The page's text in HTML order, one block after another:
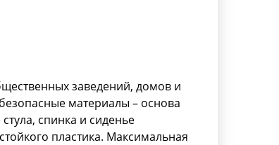
заведений, домов и
материалы – основа
спинка и сиденье
пластика. Максимальная